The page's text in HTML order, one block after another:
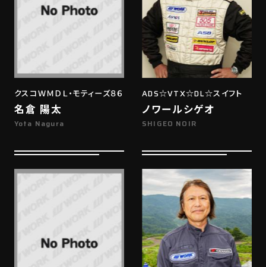
クスコＷＭＤＬ・モティーズ８６
名倉 陽太
Yota Nagura
ADS☆VTX☆DL☆スイフト
ノワールシゲオ
SHIGEO NOIR